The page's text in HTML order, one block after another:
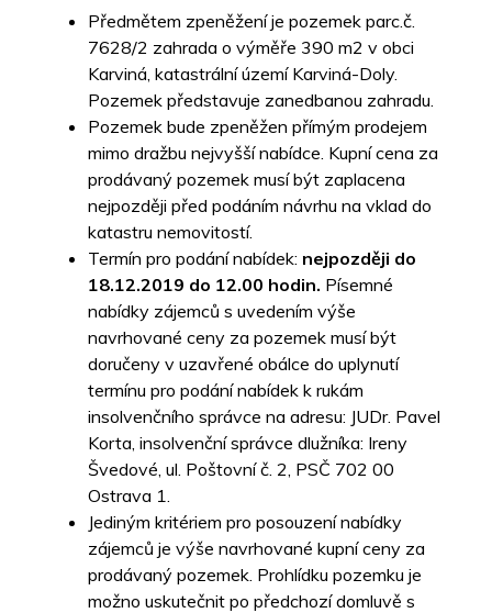
Předmětem zpeněžení je pozemek parc.č.
7628/2 zahrada o výměře 390 m2 v obci
Karviná, katastrální území Karviná-Doly.
Pozemek představuje zanedbanou zahradu.
Pozemek bude zpeněžen přímým prodejem
mimo dražbu nejvyšší nabídce. Kupní cena za
prodávaný pozemek musí být zaplacena
nejpozději před podáním návrhu na vklad do
katastru nemovitostí.
Termín pro podání nabídek: nejpozději do
18.12.2019 do 12.00 hodin. Písemné
nabídky zájemců s uvedením výše
navrhované ceny za pozemek musí být
doručeny v uzavřené obálce do uplynutí
termínu pro podání nabídek k rukám
insolvenčního správce na adresu: JUDr. Pavel
Korta, insolvenční správce dlužníka: Ireny
Švedové, ul. Poštovní č. 2, PSČ 702 00
Ostrava 1.
Jediným kritériem pro posouzení nabídky
zájemců je výše navrhované kupní ceny za
prodávaný pozemek. Prohlídku pozemku je
možno uskutečnit po předchozí domluvě s